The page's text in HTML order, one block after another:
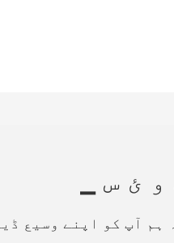
و ئ س
آپ کو اپنے وسیع